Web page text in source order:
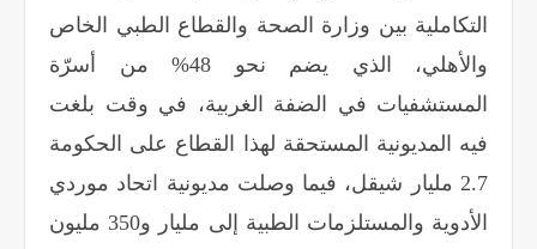
التكاملية بين وزارة الصحة والقطاع الطبي الخاص
والأهلي، الذي يضم نحو 48% من أسرّة
المستشفيات في الضفة الغربية، في وقت بلغت
فيه المديونية المستحقة لهذا القطاع على الحكومة
2.7 مليار شيقل، فيما وصلت مديونية اتحاد موردي
الأدوية والمستلزمات الطبية إلى مليار و350 مليون